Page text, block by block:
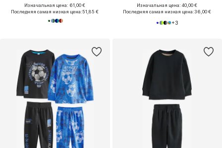
Изначальная цена: 61,00 €
Последняя самая низкая цена:51,85 €
Изначальная цена: 40,00 €
Последняя самая низкая цена:36,00 €
+3